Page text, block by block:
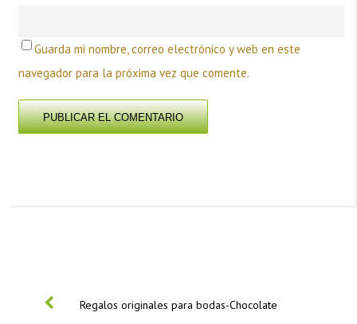
Guarda mi nombre, correo electrónico y web en este
navegador para la próxima vez que comente.
Regalos originales para bodas-Chocolate